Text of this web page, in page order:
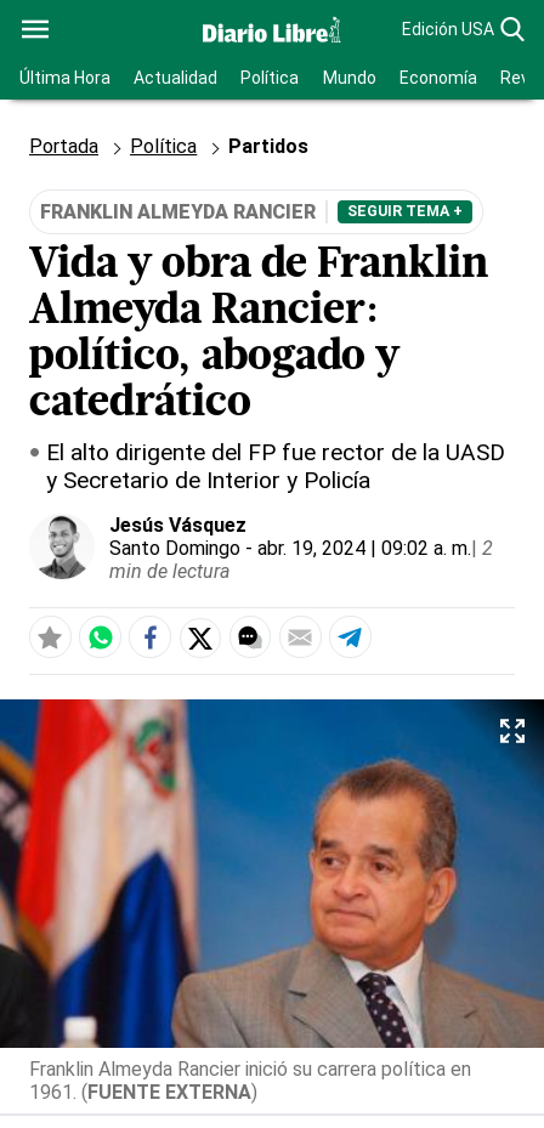
Edición USA
Última Hora Actualidad Política Mundo Economía
Portada Política Partidos
FRANKLIN ALMEYDA RANCIER SEGUIR TEMA +
Vida y obra de Franklin
Almeyda Rancier:
político, abogado y
catedrático
El alto dirigente del FP fue rector de la UASD
y Secretario de Interior y Policía
Jesús Vásquez
Santo Domingo - abr. 19, 2024 | 09:02 a. m.| 2
min de lectura
Franklin Almeyda Rancier inició su carrera política en
1961. (FUENTE EXTERNA)